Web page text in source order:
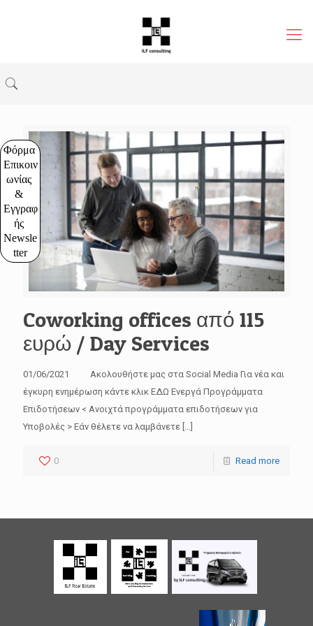
Φόρμα
Επικοιν
ωνίας
&
Εγγραφ
ής
Newsle
tter
Coworking offices από 115
ευρώ / Day Services
01/06/2021 Ακολουθήστε μας στα Social Media Για νέα και
έγκυρη ενημέρωση κάντε κλικ ΕΔΩ Ενεργά Προγράμματα
Επιδοτήσεων < Ανοιχτά προγράμματα επιδοτήσεων για
Υποβολές > Εάν θέλετε να λαμβάνετε
0 Read more